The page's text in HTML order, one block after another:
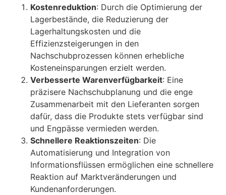
Kostenreduktion: Durch die Optimierung der
Lagerbestände, die Reduzierung der
Lagerhaltungskosten und die
Effizienzsteigerungen in den
Nachschubprozessen können erhebliche
Kosteneinsparungen erzielt werden.
Verbesserte Warenverfügbarkeit: Eine
präzisere Nachschubplanung und die enge
Zusammenarbeit mit den Lieferanten sorgen
dafür, dass die Produkte stets verfügbar sind
und Engpässe vermieden werden.
Schnellere Reaktionszeiten: Die
Automatisierung und Integration von
Informationsflüssen ermöglichen eine schnellere
Reaktion auf Marktveränderungen und
Kundenanforderungen.